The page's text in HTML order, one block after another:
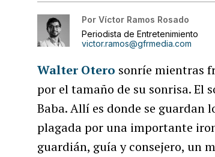
Por Víctor Ramos Rosado
Periodista de Entretenimiento
victor.ramos@gfrmedia.com
Walter Otero sonríe mientras
por el tamaño de su sonrisa. El
Baba. Allí es donde se guardan
plagada por una importante
guardián, guía y consejero, un